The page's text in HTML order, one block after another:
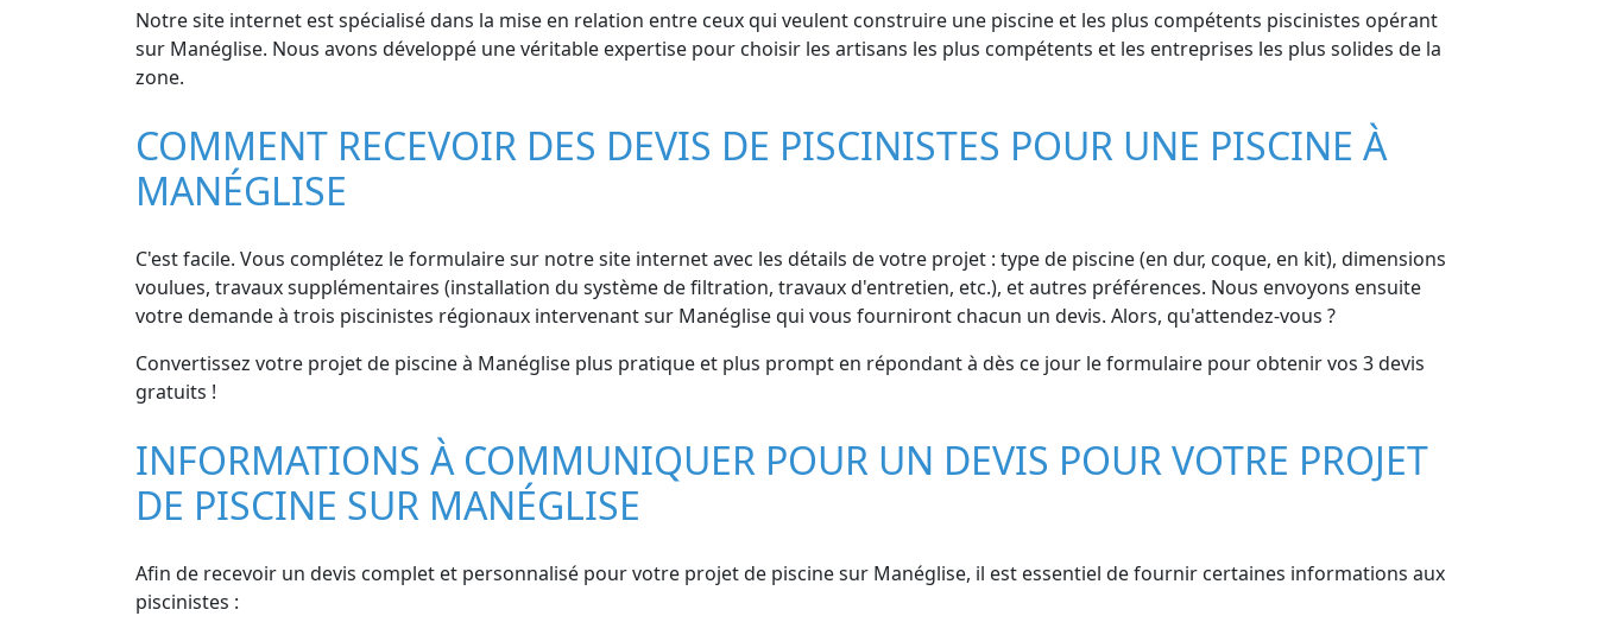
Notre site internet est spécialisé dans la mise en relation entre ceux qui veulent construire une piscine et les plus compétents piscinistes opérant
sur Manéglise. Nous avons développé une véritable expertise pour choisir les artisans les plus compétents et les entreprises les plus solides de la
zone.
COMMENT RECEVOIR DES DEVIS DE PISCINISTES POUR UNE PISCINE À
MANÉGLISE
C'est facile. Vous complétez le formulaire sur notre site internet avec les détails de votre projet : type de piscine (en dur, coque, en kit), dimensions
voulues, travaux supplémentaires (installation du système de filtration, travaux d'entretien, etc.), et autres préférences. Nous envoyons ensuite
votre demande à trois piscinistes régionaux intervenant sur Manéglise qui vous fourniront chacun un devis. Alors, qu'attendez-vous ?
Convertissez votre projet de piscine à Manéglise plus pratique et plus prompt en répondant à dès ce jour le formulaire pour obtenir vos 3 devis
gratuits !
INFORMATIONS À COMMUNIQUER POUR UN DEVIS POUR VOTRE PROJET
DE PISCINE SUR MANÉGLISE
Afin de recevoir un devis complet et personnalisé pour votre projet de piscine sur Manéglise, il est essentiel de fournir certaines informations aux
piscinistes :